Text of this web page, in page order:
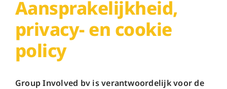
Aansprakelijkheid,
privacy- en cookie
policy
Group Involved bv is verantwoordelijk voor de